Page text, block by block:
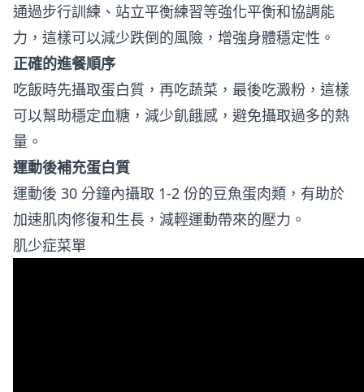
通過步行訓練、站立平衡練習等強化平衡和協調能
力，這樣可以減少跌倒的風險，增強身體穩定性。
正確的進餐順序
吃飯時先攝取蛋白質，再吃蔬菜，最後吃澱粉，這樣
可以幫助穩定血糖，減少飢餓感，避免攝取過多的熱
量。
運動後補充蛋白質
運動後 30 分鐘內攝取 1-2 份的豆魚蛋肉類，有助於
加速肌肉修復和生長，減輕運動帶來的壓力。
肌少症菜單